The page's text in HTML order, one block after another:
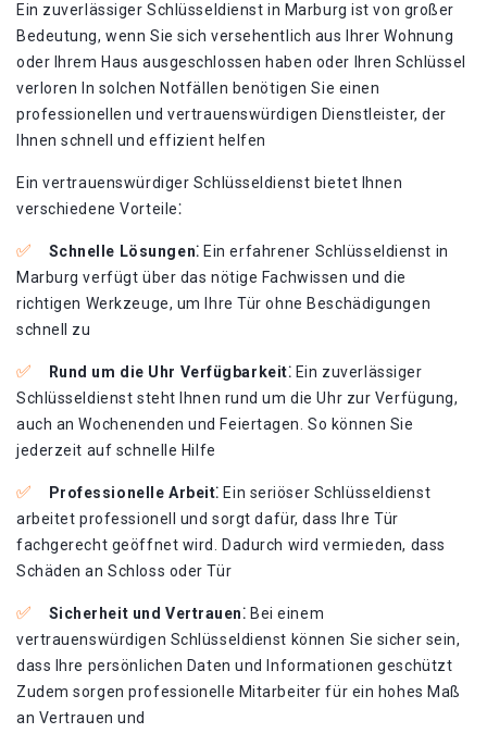
Ein zuverlässiger Schlüsseldienst in Marburg ist von großer
Bedeutung, wenn Sie sich versehentlich aus Ihrer Wohnung
oder Ihrem Haus ausgeschlossen haben oder Ihren Schlüssel
verloren In solchen Notfällen benötigen Sie einen
professionellen und vertrauenswürdigen Dienstleister, der
Ihnen schnell und effizient helfen
Ein vertrauenswürdiger Schlüsseldienst bietet Ihnen
verschiedene Vorteile⁚
Schnelle Lösungen⁚ Ein erfahrener Schlüsseldienst in
Marburg verfügt über das nötige Fachwissen und die
richtigen Werkzeuge, um Ihre Tür ohne Beschädigungen
schnell zu
Rund um die Uhr Verfügbarkeit⁚ Ein zuverlässiger
Schlüsseldienst steht Ihnen rund um die Uhr zur Verfügung,
auch an Wochenenden und Feiertagen. So können Sie
jederzeit auf schnelle Hilfe
Professionelle Arbeit⁚ Ein seriöser Schlüsseldienst
arbeitet professionell und sorgt dafür, dass Ihre Tür
fachgerecht geöffnet wird. Dadurch wird vermieden, dass
Schäden an Schloss oder Tür
Sicherheit und Vertrauen⁚ Bei einem
vertrauenswürdigen Schlüsseldienst können Sie sicher sein,
dass Ihre persönlichen Daten und Informationen geschützt
Zudem sorgen professionelle Mitarbeiter für ein hohes Maß
an Vertrauen und